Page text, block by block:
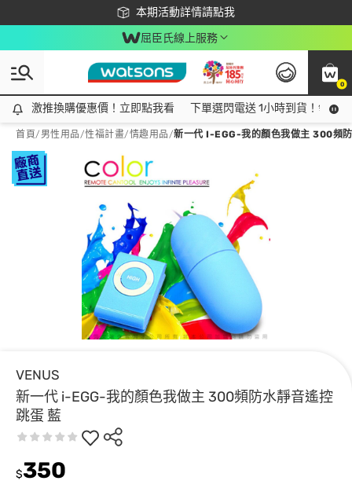
本期活動詳情請點我
下載app最高回饋$350
屈臣氏線上服務
0
激推換購優惠價！立即點我看
激推換購優惠價！立即點我看 下單選閃電送 1小時到貨！領神
首頁/ 男性用品/性福計畫/情趣用品/新一代 I-EGG-我的顏色我做主 300頻
VENUS
新一代 i-EGG-我的顏色我做主 300頻防水靜音遙控
跳蛋 藍
$350